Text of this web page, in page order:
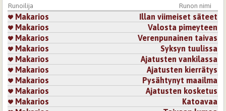
Surullista:-(
Aurinko tuulet kuivatkoot kyyneleesi ja täyttäkööt sinut
elämän riemulla<3
Kirjaudutai kommentoidaksesi
28.9.2010 0:00aikaisin aamulla
no olipas kaunista luettavaa ja muutama erikoishyvä
kuvakielikin
Kirjaudutairekisteröidykommentoidaksesi
Runoilija Runon nimi
Makarios
Illan viimeiset säteet
Makarios
Valosta pimeyteen
Makarios
Verenpunainen taivas
Makarios
Syksyn tuulissa
Makarios
Ajatusten vankilassa
Makarios
Ajatusten kierrätys
Makarios
Pysähtynyt maailma
Makarios
Ajatusten kosketus
Makarios
Katoavaa